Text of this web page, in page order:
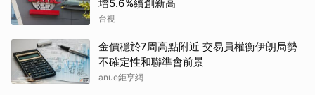
增5.6%續創新高
台視
金價穩於7周高點附近 交易員權衡伊朗局勢
不確定性和聯準會前景
anue鉅亨網